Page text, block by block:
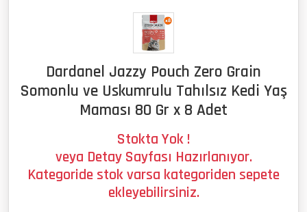
Dardanel Jazzy Pouch Zero Grain
Somonlu ve Uskumrulu Tahılsız Kedi Yaş
Maması 80 Gr x 8 Adet
Stokta Yok !
veya Detay Sayfası Hazırlanıyor.
Kategoride stok varsa kategoriden sepete
ekleyebilirsiniz.